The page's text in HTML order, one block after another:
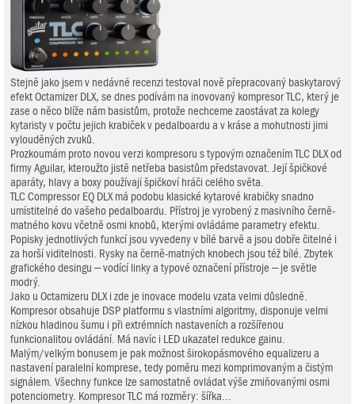
Stejně jako jsem v nedávné recenzi testoval nově přepracovaný baskytarový
efekt Octamizer DLX, se dnes podívám na inovovaný kompresor TLC, který je
zase o něco blíže nám basistům, protože nechceme zaostávat za kolegy
kytaristy v počtu jejich krabiček v pedalboardu a v kráse a mohutnosti jimi
vylouděných zvuků.
Prozkoumám proto novou verzi kompresoru s typovým označením TLC DLX od
firmy Aguilar, kteroužto jistě netřeba basistům představovat. Její špičkové
aparáty, hlavy a boxy používají špičkoví hráči celého světa.
TLC Compressor EQ DLX má podobu klasické kytarové krabičky snadno
umístitelné do vašeho pedalboardu. Přístroj je vyrobený z masivního černě-
matného kovu včetně osmi knobů, kterými ovládáme parametry efektu.
Popisky jednotlivých funkcí jsou vyvedeny v bílé barvě a jsou dobře čitelné i
za horší viditelnosti. Rysky na černě-matných knobech jsou též bílé. Zbytek
grafického desingu – vodící linky a typové označení přístroje – je světle
modrý.
Jako u Octamizeru DLX i zde je inovace modelu vzata velmi důsledně.
Kompresor obsahuje DSP platformu s vlastními algoritmy, disponuje velmi
nízkou hladinou šumu i při extrémních nastaveních a rozšířenou
funkcionalitou ovládání. Má navíc i LED ukazatel redukce gainu.
Malým/velkým bonusem je pak možnost širokopásmového equalizeru a
nastavení paralelní komprese, tedy poměru mezi komprimovaným a čistým
signálem. Všechny funkce lze samostatně ovládat výše zmiňovanými osmi
potenciometry. Kompresor TLC má rozměry: šířka...